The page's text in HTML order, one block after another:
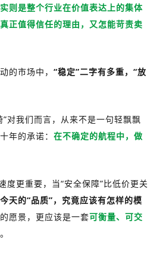
实则是整个行业在价值表达上的集体
值得信任的理由，又怎能苛责卖
的市场中， “稳定”二字有多重，“放
对我们而言，从来不是一句轻飘飘
年的承诺： 在不确定的航程中，做
度更重要，当“安全保障”比低价更关
今天的“品质”，究竟应该有怎样的模
愿景，更应该是一套可衡量、可交